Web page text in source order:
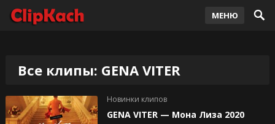
МЕНЮ
Все клипы: GENA VITER
Новинки клипов
GENA VITER — Мона Лиза 2020